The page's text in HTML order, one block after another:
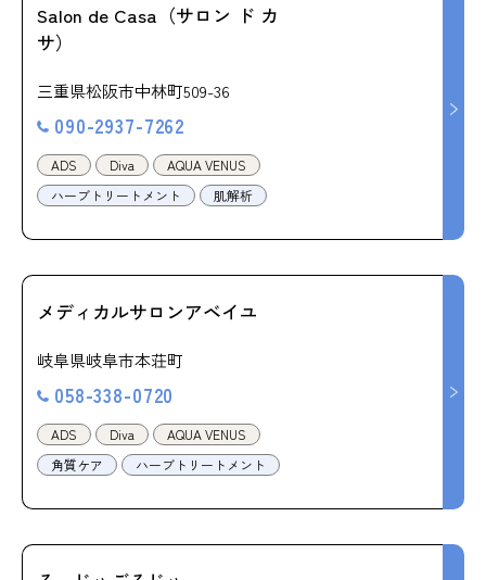
Salon de Casa（サロン ド カ
サ）
三重県松阪市中林町509-36
090-2937-7262
ADS Diva
AQUA VENUS
ハーブトリートメント
肌解析
メディカルサロンアベイユ
岐阜県岐阜市本荘町
058-338-0720
ADS Diva
AQUA VENUS
角質ケア
ハーブトリートメント